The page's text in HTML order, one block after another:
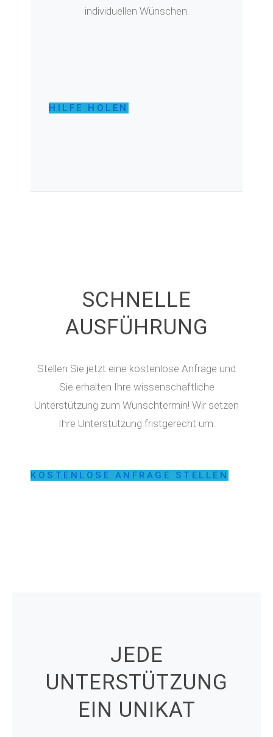
individuellen Wünschen.
HILFE HOLEN
SCHNELLE
AUSFÜHRUNG
Stellen Sie jetzt eine kostenlose Anfrage und
Sie erhalten Ihre wissenschaftliche
Unterstützung zum Wunschtermin! Wir setzen
Ihre Unterstützung fristgerecht um.
KOSTENLOSE ANFRAGE STELLEN
JEDE
UNTERSTÜTZUNG
EIN UNIKAT